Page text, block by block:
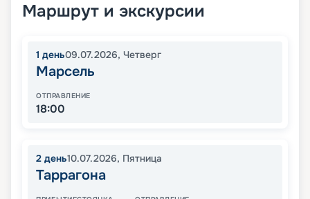
Маршрут и экскурсии
1 день09.07.2026, Четверг
Марсель
ОТПРАВЛЕНИЕ
18:00
2 день10.07.2026, Пятница
Таррагона